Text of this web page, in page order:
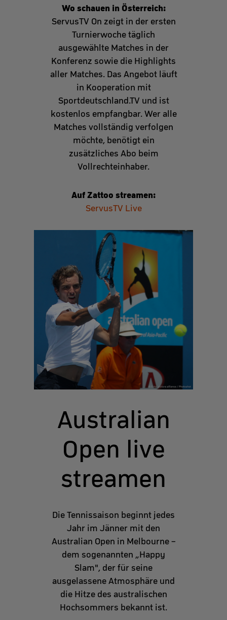
Wo schauen in Österreich:
ServusTV On zeigt in der ersten
Turnierwoche täglich
ausgewählte Matches in der
Konferenz sowie die Highlights
aller Matches. Das Angebot läuft
in Kooperation mit
Sportdeutschland.TV und ist
kostenlos empfangbar. Wer alle
Matches vollständig verfolgen
möchte, benötigt ein
zusätzliches Abo beim
Vollrechteinhaber.
Auf Zattoo streamen:
ServusTV Live
Australian
Open live
streamen
Die Tennissaison beginnt jedes
Jahr im Jänner mit den
Australian Open in Melbourne –
dem sogenannten „Happy
Slam", der für seine
ausgelassene Atmosphäre und
die Hitze des australischen
Hochsommers bekannt ist.